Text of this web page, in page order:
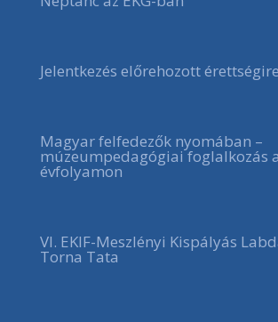
Jelentkezés előrehozott érettségire
Magyar felfedezők nyomában –
múzeumpedagógiai foglalkozás
évfolyamon
VI. EKIF-Meszlényi Kispályás
Torna Tata